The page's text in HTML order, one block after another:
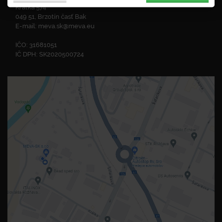
Krátka 574
049 51, Brzotín časť Bak
E-mail: meva.sk@meva.eu
IČO: 31681051
IČ DPH: SK2020500724